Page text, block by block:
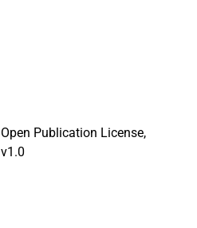
Open Publication License,
v1.0